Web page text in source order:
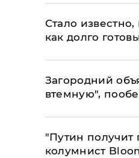
Стало
как долго
Загородний
втемную",
"Путин получит
колумнист